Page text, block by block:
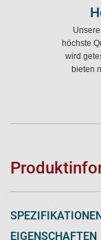
höchste
wird
bieten
EIGENSCHAFTEN